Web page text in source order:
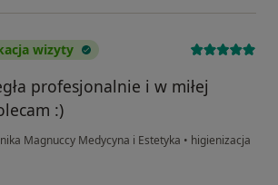
wizyty
profesjonalnie i w miłej
:)
Magnuccy Medycyna i Estetyka • higienizacja